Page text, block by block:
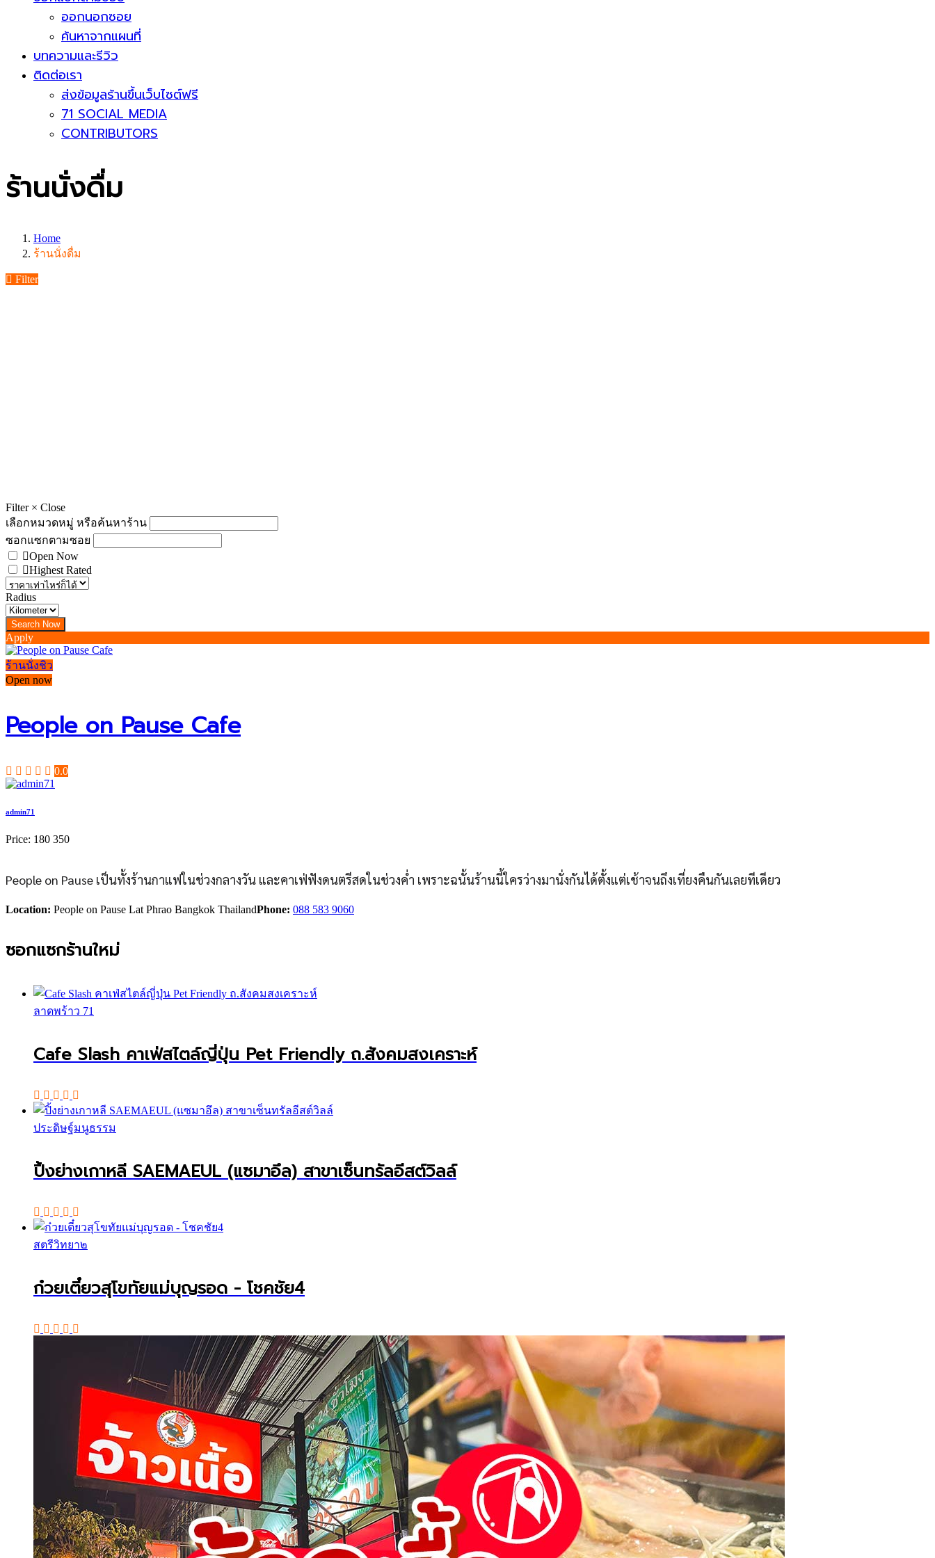
ออกนอกซอย
ค้นหาจากแผนที่
บทความและรีวิว
ติดต่อเรา
ส่งข้อมูลร้านขึ้นเว็บไซต์ฟรี
71 SOCIAL MEDIA
CONTRIBUTORS
ร้านนั่งดื่ม
Home
ร้านนั่งดื่ม
Filter
Filter × Close
เลือกหมวดหมู่ หรือค้นหาร้าน
ซอกแซกตามซอย
Open Now
Highest Rated
Radius
Apply
ร้านนั่งชิว
Open now
People on Pause Cafe
0.0
admin71
Price: 180 350
People on Pause เป็นทั้งร้านกาแฟในช่วงกลางวัน และคาเฟ่ฟังดนตรีสดในช่วงค่ำ เพราะฉนั้นร้านนี้ใครว่างมานั่งกันได้ตั้งแต่เช้าจนถึงเที่ยงคืนกันเลยทีเดียว
Location: People on Pause Lat Phrao Bangkok ThailandPhone: 088 583 9060
ซอกแซกร้านใหม่
ลาดพร้าว 71
Cafe Slash คาเฟ่สไตล์ญี่ปุ่น Pet Friendly ถ.สังคมสงเคราะห์
ประดิษฐ์มนูธรรม
ปิ้งย่างเกาหลี SAEMAEUL (แซมาอึล) สาขาเซ็นทรัลอีสต์วิลล์
สตรีวิทยา๒
ก๋วยเตี๋ยวสุโขทัยแม่บุญรอด - โชคชัย4